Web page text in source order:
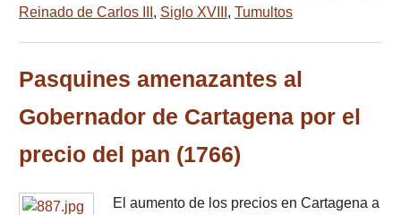
Reinado de Carlos III , Siglo XVIII , Tumultos
Pasquines amenazantes al
Gobernador de Cartagena por el
precio del pan (1766)
El aumento de los precios en Cartagena a